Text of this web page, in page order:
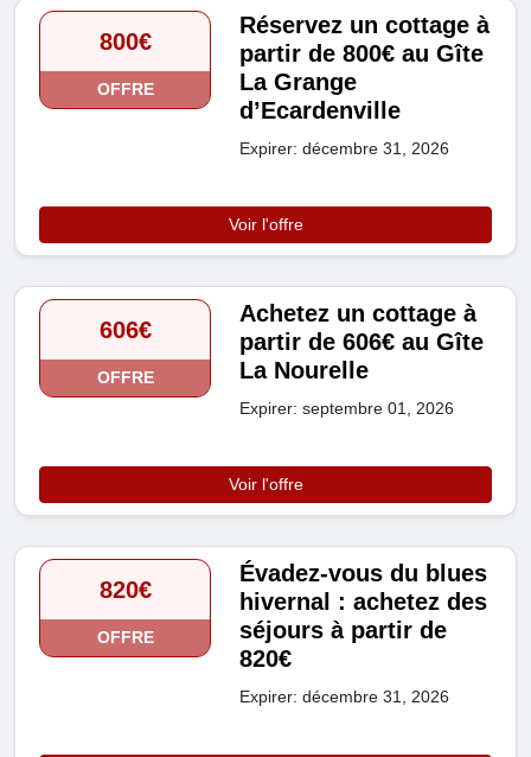
800€
OFFRE
Réservez un cottage à
partir de 800€ au Gîte
La Grange
d’Ecardenville
Expirer: décembre 31, 2026
Voir l'offre
606€
OFFRE
Achetez un cottage à
partir de 606€ au Gîte
La Nourelle
Expirer: septembre 01, 2026
Voir l'offre
820€
OFFRE
Évadez-vous du blues
hivernal : achetez des
séjours à partir de
820€
Expirer: décembre 31, 2026